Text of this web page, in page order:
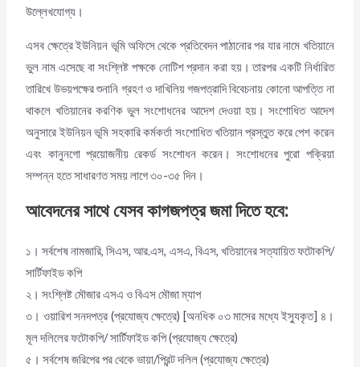
উল্লেখযোগ্য।
এসব ক্ষেত্রে ইউনিয়ন ভূমি অফিসে থেকে প্রতিবেদন পাঠানোর পর যার নামে খতিয়ানে
ভুল নাম এসেছে বা সংশ্লিষ্ট পক্ষকে নোটিশ প্রদান করা হয়। তারপর একটি নির্ধারিত
তারিখে উভয়পক্ষের শুনানি গ্রহণ ও দাখিলিয় গজপত্রাদি বিবেচনায় কোনো আপত্তি না
থাকলে খতিয়ানের করণিক ভুল সংশোধনের আদেশ দেওয়া হয়। সংশোধিত আদেশ
অনুসারে ইউনিয়ন ভূমি সহকারি কর্মকর্তা সংশোধিত খতিয়ান প্রস্তুত করে পেশ করেন
এবং কানুনগো প্রয়োজনীয় রেকর্ড সংশোধন করেন। সংশোধনের পুরো পক্রিয়া
সম্পন্ন হতে সাধারণত সময় লাগে ৩০-৩৫ দিন।
আবেদনের সাথে যেসব কাগজপত্র জমা দিতে হবে:
১। সর্বশেষ নামজারি, সিএস, আর.এস, এসএ, বিএস, খতিয়ানের সত্যায়িত ফটোকপি/
সার্টিফাইড কপি
২। সংশ্লিষ্ট মৌজার এসএ ও বিএস মৌজা ম্যাপ
৩। ওয়ারিশ সনদপত্র (প্রযোজ্য ক্ষেত্রে) [অনধিক ০৩ মাসের মধ্যে ইস্যুকৃত] ৪।
মূল দলিলের ফটোকপি/ সার্টিফাইড কপি (প্রযোজ্য ক্ষেত্রে)
৫। সর্বশেষ জরিপের পর থেকে ভায়া/প্রিন্ট দলিল (প্রযোজ্য ক্ষেত্রে)